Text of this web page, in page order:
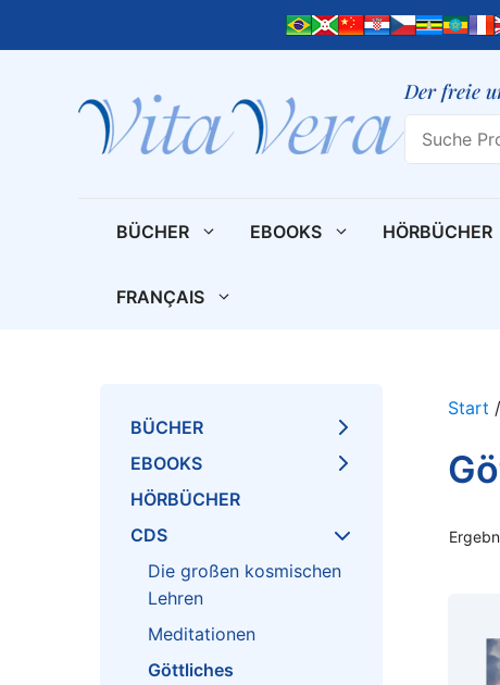
Der freie
Search
BÜCHER EBOOKS HÖRBÜCHER
FRANÇAIS
Start /
BÜCHER
EBOOKS
HÖRBÜCHER
CDS
Die großen kosmischen
Lehren
Meditationen
Göttliches